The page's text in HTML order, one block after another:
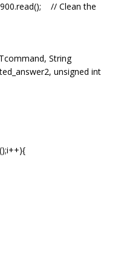
// Clean the
String
unsigned int